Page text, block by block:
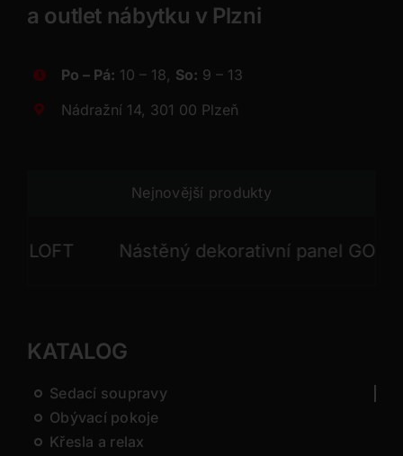
a outlet nábytku v Plzni
Po – Pá: 10 – 18, So: 9 – 13
Nádražní 14, 301 00 Plzeň
Nejnovější produkty
Nástěný dekorativní panel GONG
KATALOG
Sedací soupravy
Obývací pokoje
Křesla a relax